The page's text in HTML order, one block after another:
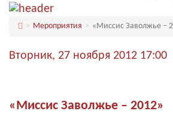
Мероприятия «Миссис Заволжье –
Вторник, 27 ноября 2012 17:00
«Миссис Заволжье – 2012»